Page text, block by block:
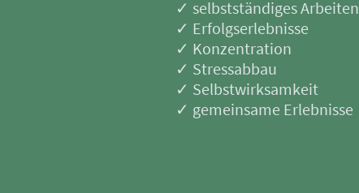
✓ selbstständiges Arbeiten
✓ Erfolgserlebnisse
✓ Konzentration
✓ Stressabbau
✓ Selbstwirksamkeit
✓ gemeinsame Erlebnisse